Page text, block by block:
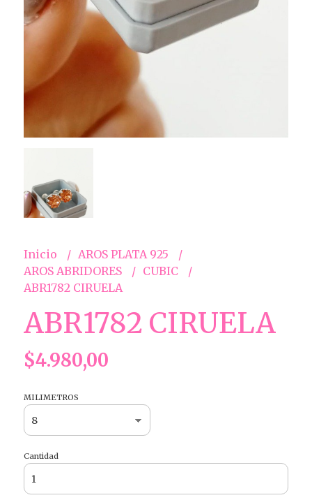
Inicio
AROS PLATA 925
AROS ABRIDORES
CUBIC
ABR1782 CIRUELA
ABR1782 CIRUELA
$4.980,00
MILIMETROS
Cantidad